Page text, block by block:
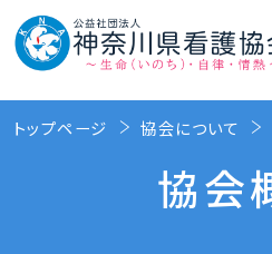
トップページ 協会について
協会